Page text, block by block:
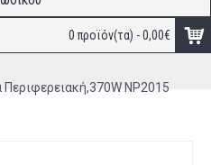
0 προϊόν(τα) - 0,00€
NP2015